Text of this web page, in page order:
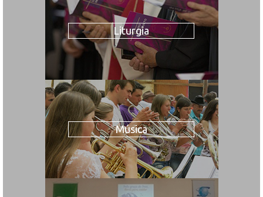
Liturgia
Música